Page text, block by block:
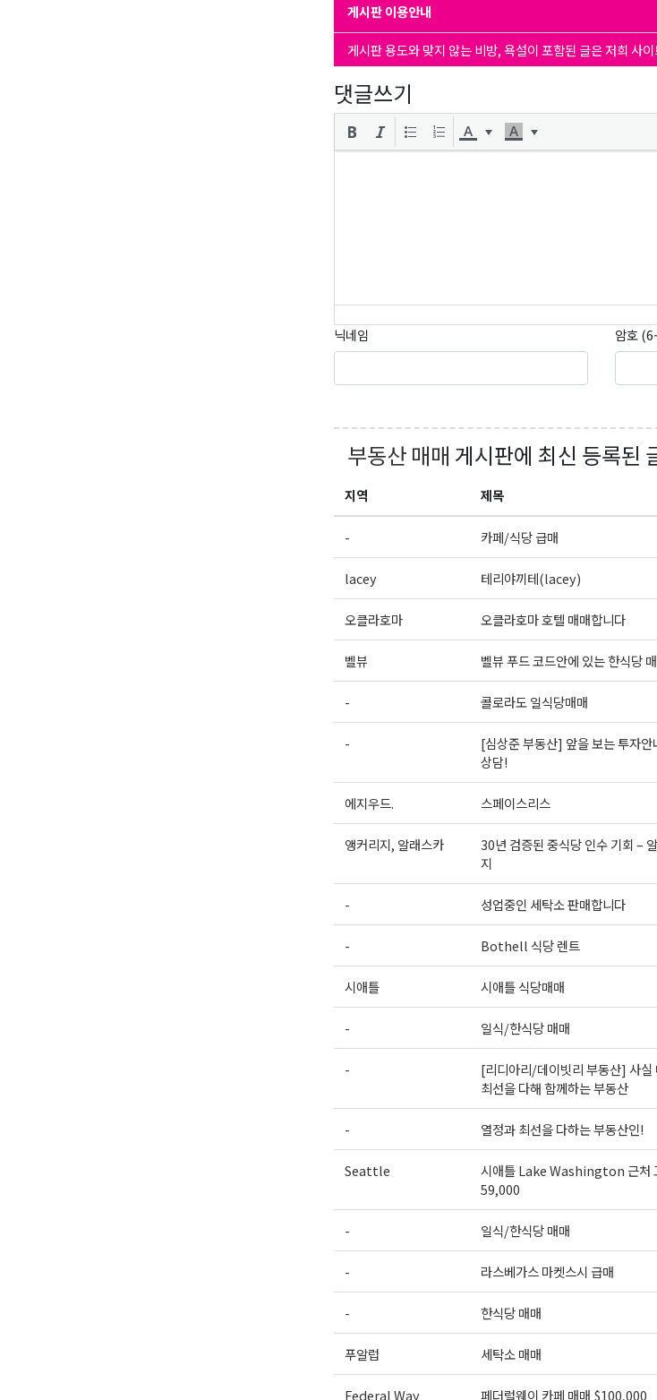
게시판 이용안내
게시판 용도와 맞지 않는 비방, 욕설이 포함된 글은 저희 사
댓글쓰기
닉네임 암호
부동산 매매 게시판에 최신 등록된
지역 제목
- 카페/식당 급매
lacey 테리야끼테(lacey)
오클라호마 오클라호마 호텔 매매합니다
벨뷰 벨뷰 푸드 코드안에 있는 한식당
- 콜로라도 일식당매매
-
[심상준 부동산] 앞을 보는 투자안
상담!
에지우드. 스페이스리스
앵커리지, 알래스카
30년 검증된 중식당 인수 기회 –
지
- 성업중인 세탁소 판매합니다
- Bothell 식당 렌트
시애틀 시애틀 식당매매
- 일식/한식당 매매
-
[리디아리/데이빗리 부동산] 사실
최선을 다해 함께하는 부동산
- 열정과 최선을 다하는 부동산인!
Seattle
시애틀 Lake Washington 근처
59,000
- 일식/한식당 매매
- 라스베가스 마켓스시 급매
- 한식당 매매
푸알럽 세탁소 매매
Federal Way 페더럴웨이 카페 매매 $100,000